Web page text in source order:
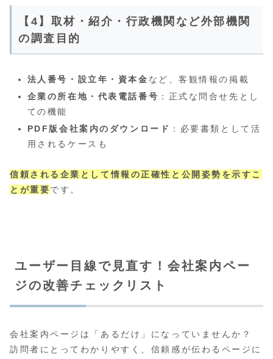
【4】取材・紹介・行政機関など外部機関
の調査目的
法人番号・設立年・資本金 など、客観情報の掲載
企業の所在地・代表電話番号 ：正式な問合せ先とし
ての機能
PDF版会社案内のダウンロード ：必要書類として活
用されるケースも
信頼される企業として情報の正確性と公開姿勢を示すこ
とが重要です。
ユーザー目線で見直す！会社案内ペー
ジの改善チェックリスト
会社案内ページは「あるだけ」になっていませんか？
訪問者にとってわかりやすく、信頼感が伝わるページに